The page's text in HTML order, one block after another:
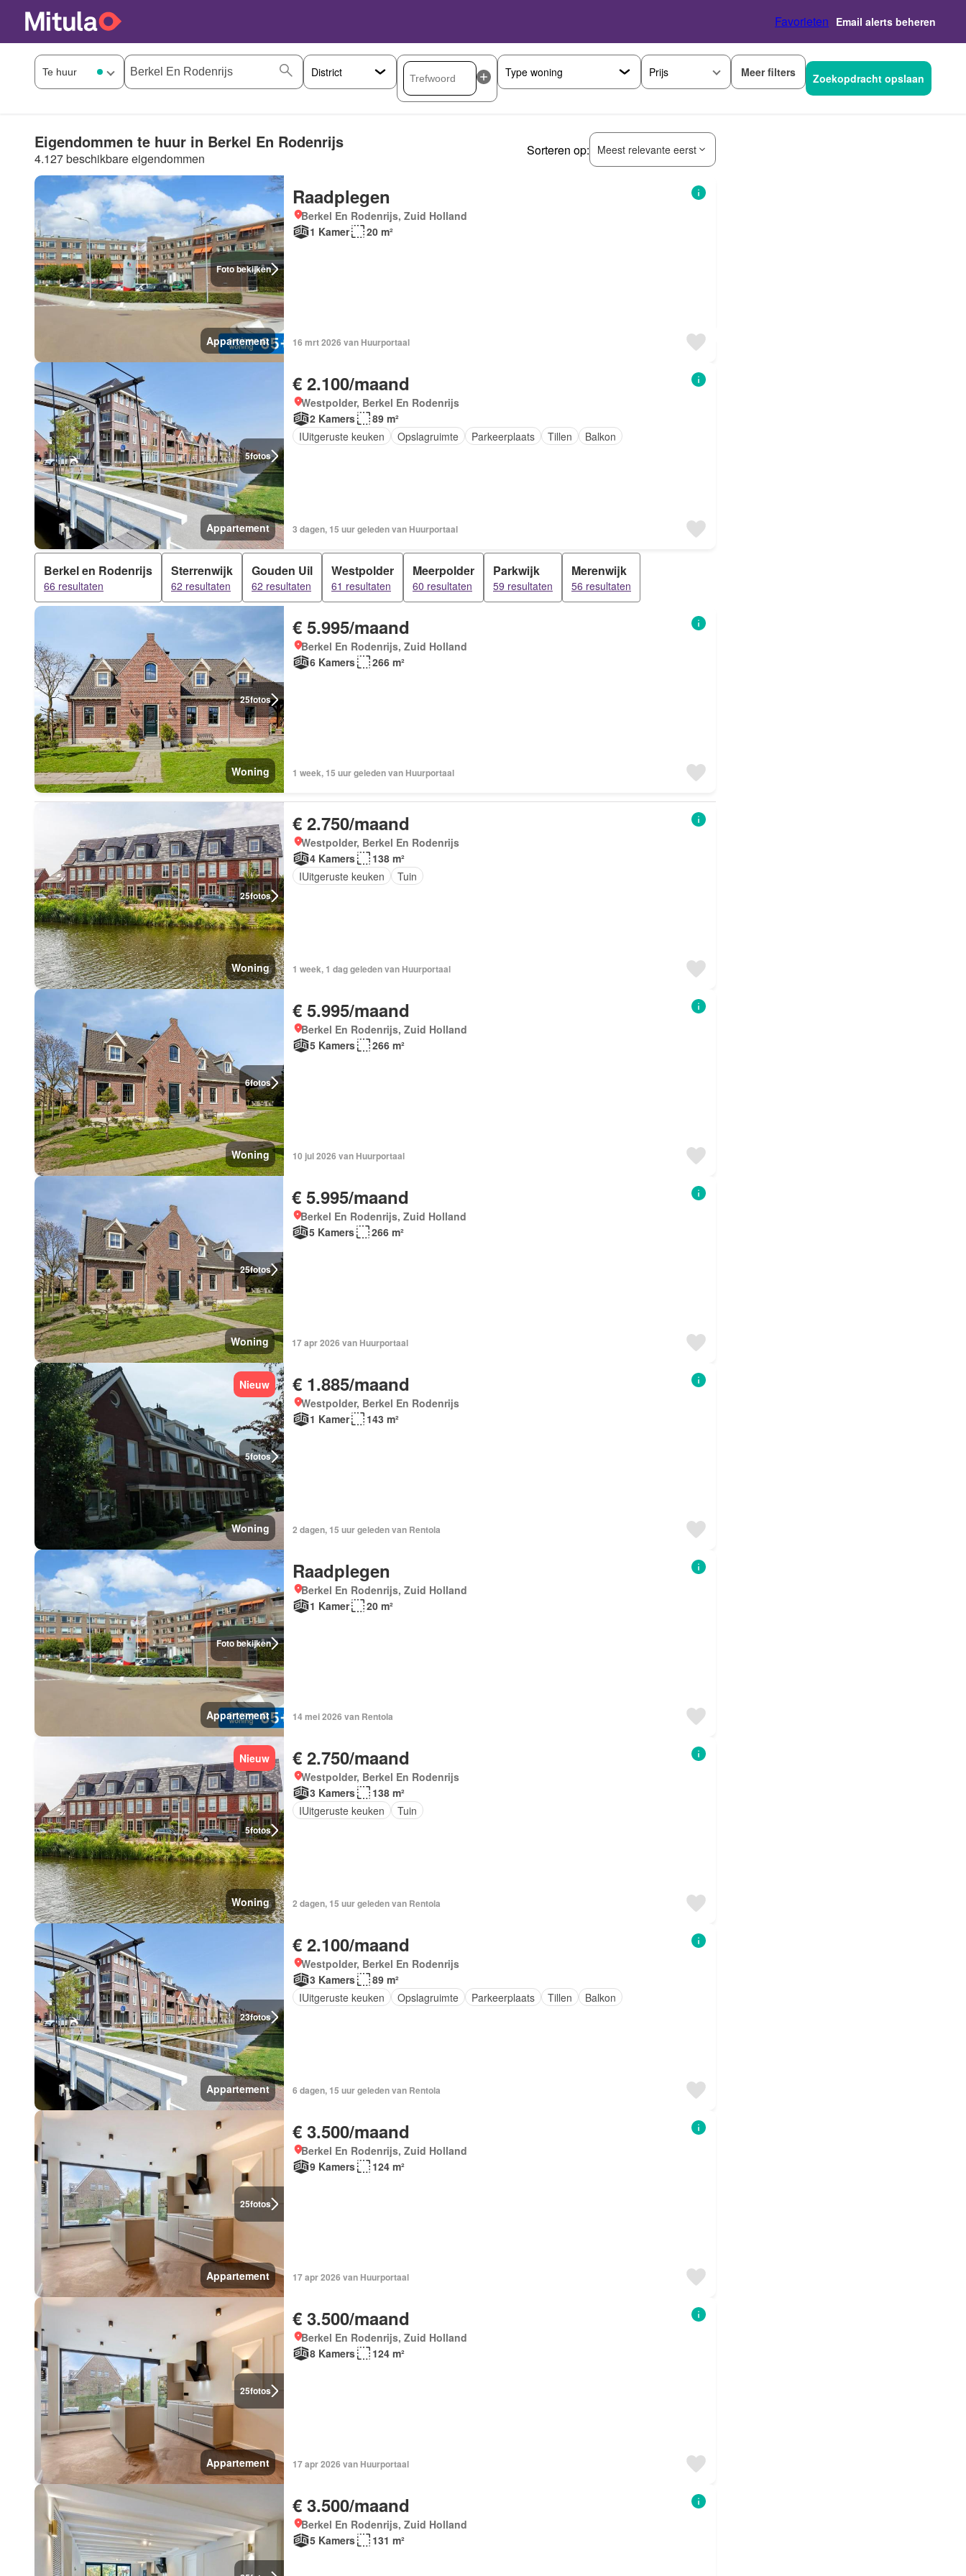
Favorieten Email alerts beheren
Prijs Meer filters Zoekopdracht opslaan
Eigendommen te huur in Berkel En Rodenrijs
4.127 beschikbare eigendommen
Sorteren op: Meest relevante eerst
Foto bekijken
Appartement
Raadplegen
Berkel En Rodenrijs, Zuid Holland
1 Kamer
20 m²
16 mrt 2026 van Huurportaal
5fotos
Appartement
€ 2.100/maand
Westpolder, Berkel En Rodenrijs
2 Kamers
89 m²
IUitgeruste keuken
Opslagruimte Parkeerplaats Tillen Balkon
3 dagen, 15 uur geleden van Huurportaal
Berkel en Rodenrijs
66 resultaten
Sterrenwijk
62 resultaten
Gouden Uil
62 resultaten
Westpolder
61 resultaten
Meerpolder
60 resultaten
Parkwijk
59 resultaten
Merenwijk
56 resultaten
25fotos
Woning
€ 5.995/maand
Berkel En Rodenrijs, Zuid Holland
6 Kamers
266 m²
1 week, 15 uur geleden van Huurportaal
25fotos
Woning
€ 2.750/maand
Westpolder, Berkel En Rodenrijs
4 Kamers
138 m²
IUitgeruste keuken
Tuin
1 week, 1 dag geleden van Huurportaal
6fotos
Woning
€ 5.995/maand
Berkel En Rodenrijs, Zuid Holland
5 Kamers
266 m²
10 jul 2026 van Huurportaal
25fotos
Woning
€ 5.995/maand
Berkel En Rodenrijs, Zuid Holland
5 Kamers
266 m²
17 apr 2026 van Huurportaal
5fotos
Nieuw
Woning
€ 1.885/maand
Westpolder, Berkel En Rodenrijs
1 Kamer
143 m²
2 dagen, 15 uur geleden van Rentola
Foto bekijken
Appartement
Raadplegen
Berkel En Rodenrijs, Zuid Holland
1 Kamer
20 m²
14 mei 2026 van Rentola
5fotos
Nieuw
Woning
€ 2.750/maand
Westpolder, Berkel En Rodenrijs
3 Kamers
138 m²
IUitgeruste keuken
Tuin
2 dagen, 15 uur geleden van Rentola
23fotos
Appartement
€ 2.100/maand
Westpolder, Berkel En Rodenrijs
3 Kamers
89 m²
IUitgeruste keuken
Opslagruimte Parkeerplaats Tillen Balkon
6 dagen, 15 uur geleden van Rentola
25fotos
Appartement
€ 3.500/maand
Berkel En Rodenrijs, Zuid Holland
9 Kamers
124 m²
17 apr 2026 van Huurportaal
25fotos
Appartement
€ 3.500/maand
Berkel En Rodenrijs, Zuid Holland
8 Kamers
124 m²
17 apr 2026 van Huurportaal
€ 3.500/maand
Berkel En Rodenrijs, Zuid Holland
5 Kamers
131 m²